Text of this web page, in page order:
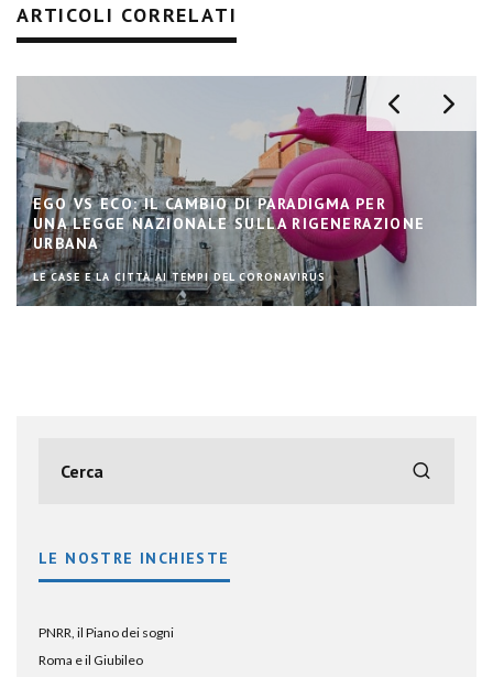
ARTICOLI CORRELATI
EGO VS ECO: IL CAMBIO DI PARADIGMA PER
UNA LEGGE NAZIONALE SULLA RIGENERAZIONE
URBANA
LE CASE E LA CITTÀ AI TEMPI DEL CORONAVIRUS
LE NOSTRE INCHIESTE
PNRR, il Piano dei sogni
Roma e il Giubileo